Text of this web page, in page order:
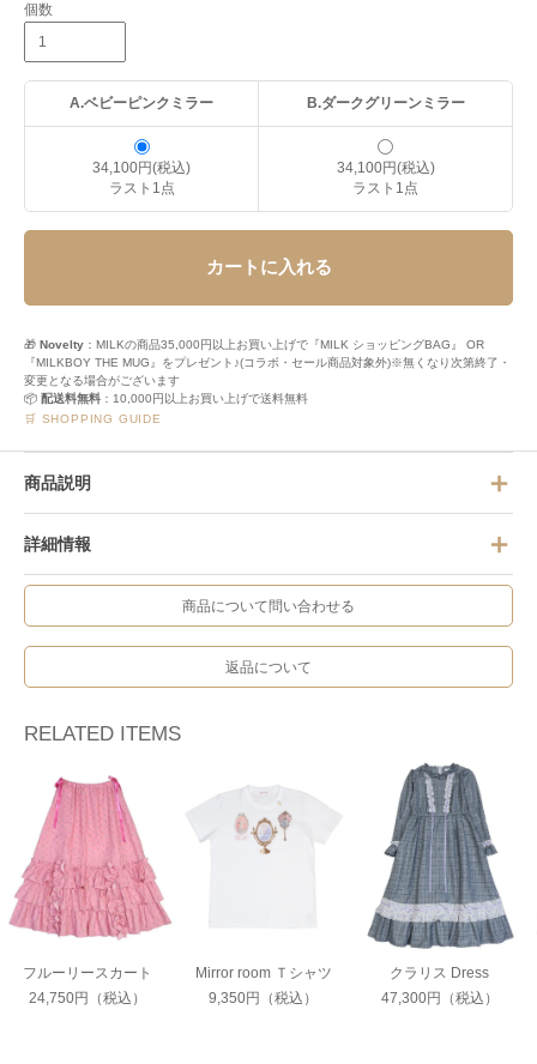
個数
A.ベビーピンクミラー B.ダークグリーンミラー
34,100円(税込)
ラスト1点
34,100円(税込)
ラスト1点
カートに入れる
🎁 Novelty ：MILKの商品35,000円以上お買い上げで『MILK ショッピングBAG』 OR
『MILKBOY THE MUG』をプレゼント♪(コラボ・セール商品対象外)※無くなり次第終了・
変更となる場合がございます
📦 配送料無料 ：10,000円以上お買い上げで送料無料
🛒 SHOPPING GUIDE
商品説明
詳細情報
商品について問い合わせる
返品について
RELATED ITEMS
フルーリースカート
24,750円（税込）
Mirror room Ｔシャツ
9,350円（税込）
クラリス Dress
47,300円（税込）